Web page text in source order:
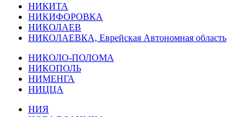
НИКИТА
НИКИФОРОВКА
НИКОЛАЕВ
НИКОЛАЕВКА, Еврейская Автономная область
НИКОЛО-ПОЛОМА
НИКОПОЛЬ
НИМЕНГА
НИЦЦА
НИЯ